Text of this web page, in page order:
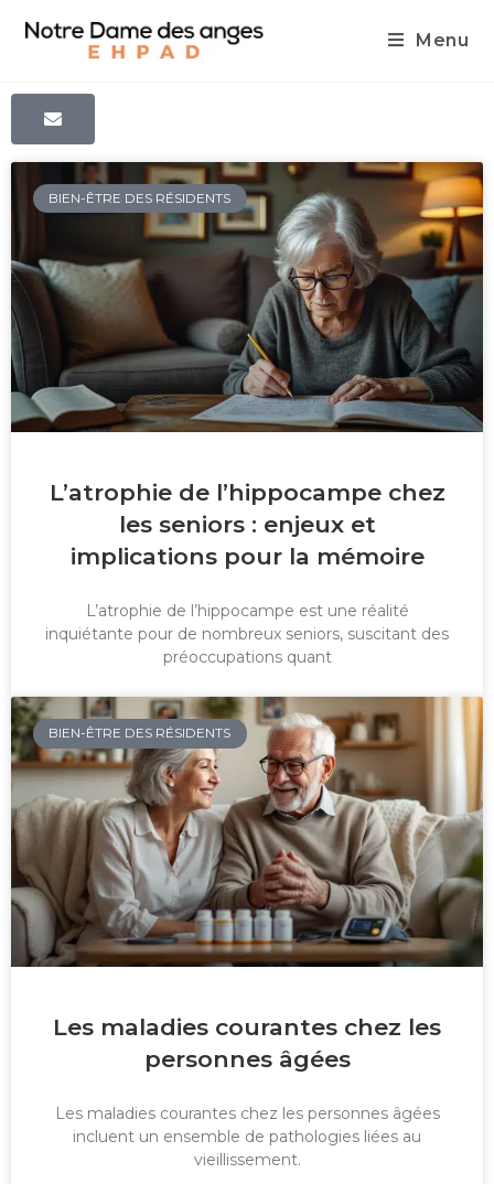
Menu
Blog
BIEN-ÊTRE DES RÉSIDENTS
L’atrophie de l’hippocampe chez
les seniors : enjeux et
implications pour la mémoire
L’atrophie de l’hippocampe est une réalité
inquiétante pour de nombreux seniors, suscitant des
préoccupations quant
BIEN-ÊTRE DES RÉSIDENTS
Les maladies courantes chez les
personnes âgées
Les maladies courantes chez les personnes âgées
incluent un ensemble de pathologies liées au
vieillissement.